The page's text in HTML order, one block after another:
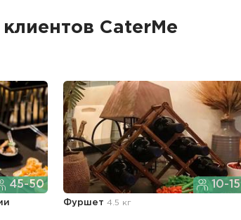
CaterMe
45-50 10-15
Фуршет4.5 кг